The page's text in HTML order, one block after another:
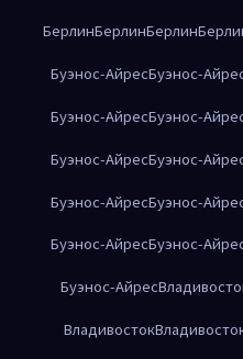
БерлинБерлинБерлин
Буэнос-АйресБуэнос-
Буэнос-АйресБуэнос-
Буэнос-АйресБуэнос-
Буэнос-АйресБуэнос-
Буэнос-АйресБуэнос-
Буэнос-Айрес
Владивосток